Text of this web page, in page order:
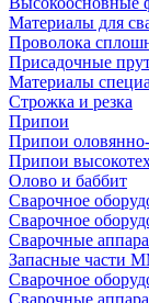
Материалы для
Проволока
Присадочные
Материалы
Строжка и резка
Припои
Припои
Припои
Олово и баббит
Сварочное
Сварочное
Сварочные
Запасные части
Сварочное
Сварочные